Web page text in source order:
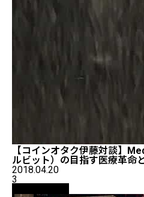
【コインオタク伊藤対談】
ルビット）の目指す医療革命
2018.04.20
3